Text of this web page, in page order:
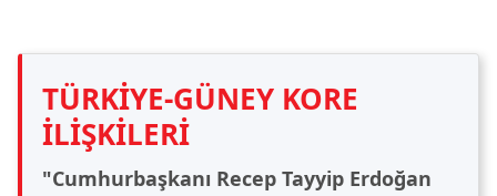
TÜRKİYE-GÜNEY KORE
İLİŞKİLERİ
"Cumhurbaşkanı Recep Tayyip Erdoğan